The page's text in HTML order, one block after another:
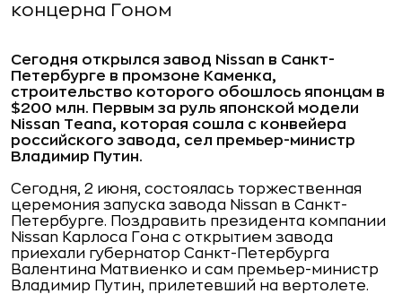
концерна Гоном
Сегодня открылся завод Nissan в Санкт-
Петербурге в промзоне Каменка,
строительство которого обошлось японцам в
$200 млн. Первым за руль японской модели
Nissan Teana, которая сошла с конвейера
российского завода, сел премьер-министр
Владимир Путин.
Сегодня, 2 июня, состоялась торжественная
церемония запуска завода Nissan в Санкт-
Петербурге. Поздравить президента компании
Nissan Карлоса Гона с открытием завода
приехали губернатор Санкт-Петербурга
Валентина Матвиенко и сам премьер-министр
Владимир Путин, прилетевший на вертолете.